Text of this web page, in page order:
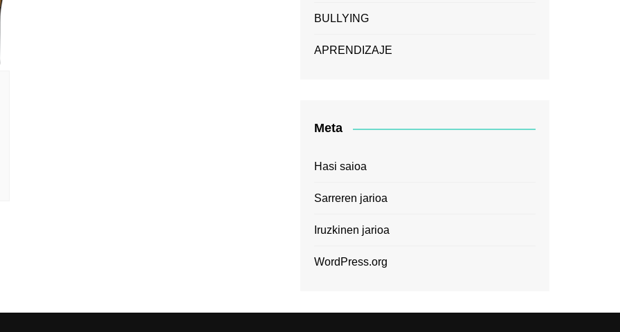
BULLYING
APRENDIZAJE
Meta
Hasi saioa
Sarreren jarioa
Iruzkinen jarioa
WordPress.org